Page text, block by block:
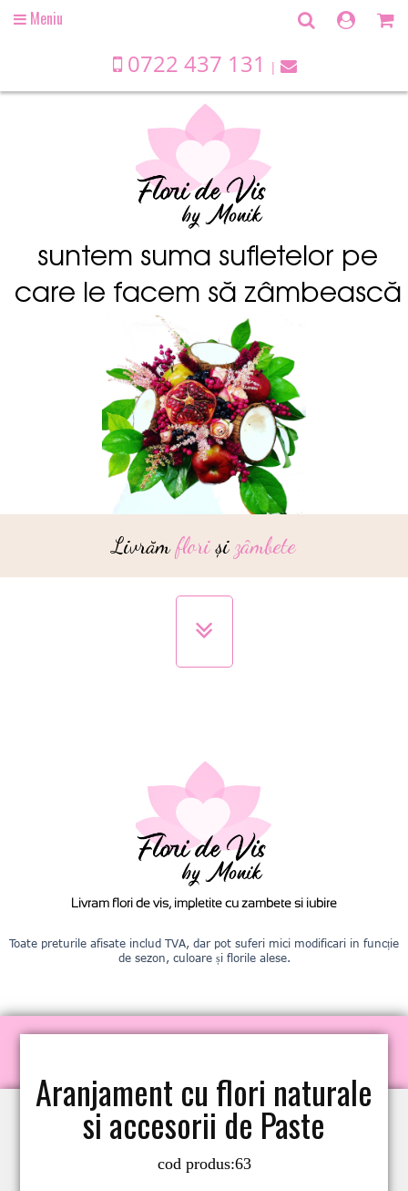
suntem suma sufletelor pe
care le facem să zâmbească
Livrămfloriși zâmbete
OpenMeniu
0722 437 131
Livram flori de vis, impletite cu zambete si iubire
Toate preturile afisate includ TVA, dar pot suferi mici modificari in funcție
de sezon, culoare și florile alese.
Aranjament cu flori naturale
si accesorii de Paste
cod produs:63